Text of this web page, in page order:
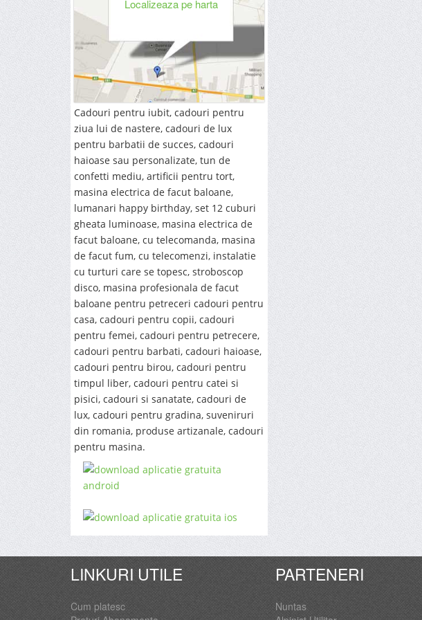
Localizeaza pe harta
Cadouri pentru iubit, cadouri pentru
ziua lui de nastere, cadouri de lux
pentru barbatii de succes, cadouri
haioase sau personalizate, tun de
confetti mediu, artificii pentru tort,
masina electrica de facut baloane,
lumanari happy birthday, set 12 cuburi
gheata luminoase, masina electrica de
facut baloane, cu telecomanda, masina
de facut fum, cu telecomenzi, instalatie
cu turturi care se topesc, stroboscop
disco, masina profesionala de facut
baloane pentru petreceri cadouri pentru
casa, cadouri pentru copii, cadouri
pentru femei, cadouri pentru petrecere,
cadouri pentru barbati, cadouri haioase,
cadouri pentru birou, cadouri pentru
timpul liber, cadouri pentru catei si
pisici, cadouri si sanatate, cadouri de
lux, cadouri pentru gradina, suveniruri
din romania, produse artizanale, cadouri
pentru masina.
LINKURI UTILE
Cum platesc
PARTENERI
Nuntas